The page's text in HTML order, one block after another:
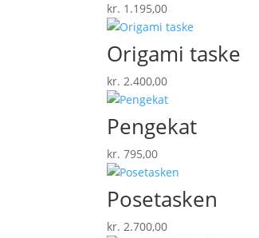
kr. 1.195,00
Origami taske
kr. 2.400,00
Pengekat
kr. 795,00
Posetasken
kr. 2.700,00